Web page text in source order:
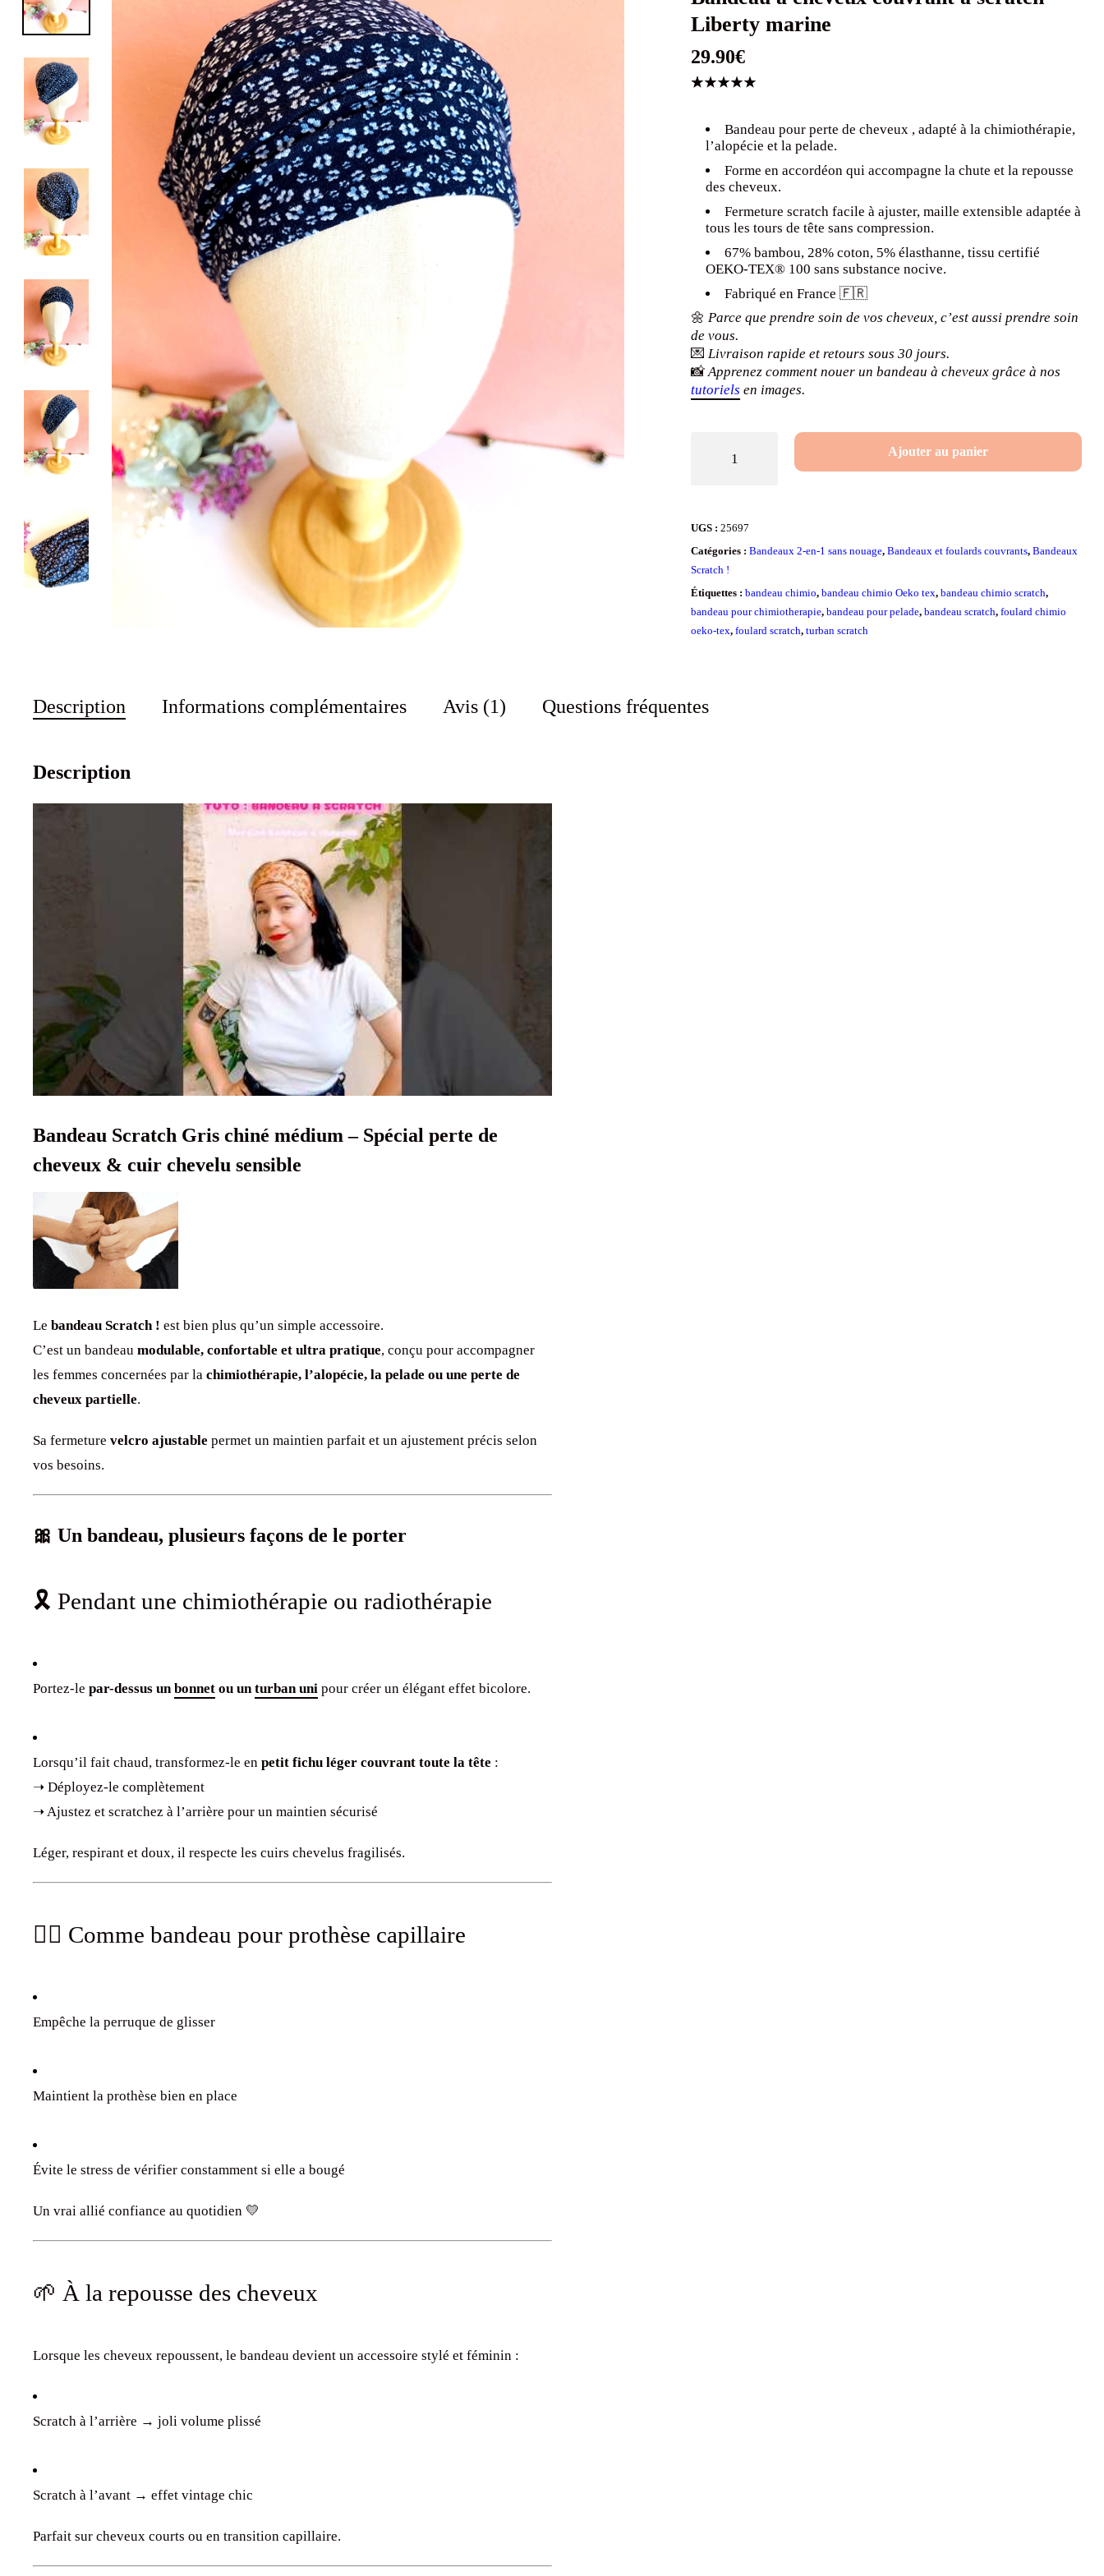
Liberty marine
29.90€
basé
sur
client
Bandeau pour perte de cheveux , adapté à la chimiothérapie,
l’alopécie et la pelade.
Forme en accordéon qui accompagne la chute et la repousse
des cheveux.
Fermeture scratch facile à ajuster, maille extensible adaptée à
tous les tours de tête sans compression.
67% bambou, 28% coton, 5% élasthanne, tissu certifié
OEKO-TEX® 100 sans substance nocive.
Fabriqué en France 🇫🇷
🌼 Parce que prendre soin de vos cheveux, c’est aussi prendre soin
de vous.
💌Livraison rapide et retours sous 30 jours.
📸Apprenez comment nouer un bandeau à cheveux grâce à nos
tutoriels en images.
couvrant
à
scratch
Liberty
Ajouter au panier
UGS :25697
Catégories :Bandeaux 2-en-1 sans nouage,Bandeaux et foulards couvrants,Bandeaux
Scratch !
Étiquettes :bandeau chimio,bandeau chimio Oeko tex,bandeau chimio scratch,
bandeau pour chimiotherapie,bandeau pour pelade,bandeau scratch,foulard chimio
oeko-tex,foulard scratch,turban scratch
Description Informations complémentaires Avis (1) Questions fréquentes
Description
Bandeau Scratch Gris chiné médium – Spécial perte de
cheveux & cuir chevelu sensible
Le bandeau Scratch ! est bien plus qu’un simple accessoire.
C’est un bandeau modulable, confortable et ultra pratique, conçu pour accompagner
les femmes concernées par la chimiothérapie, l’alopécie, la pelade ou une perte de
cheveux partielle.
Sa fermeture velcro ajustable permet un maintien parfait et un ajustement précis selon
vos besoins.
🎀 Un bandeau, plusieurs façons de le porter
🎗️ Pendant une chimiothérapie ou radiothérapie
Portez-le par-dessus un bonnet ou un turban uni pour créer un élégant effet bicolore.
Lorsqu’il fait chaud, transformez-le en petit fichu léger couvrant toute la tête :
➝ Déployez-le complètement
➝ Ajustez et scratchez à l’arrière pour un maintien sécurisé
Léger, respirant et doux, il respecte les cuirs chevelus fragilisés.
💇‍♀️ Comme bandeau pour prothèse capillaire
Empêche la perruque de glisser
Maintient la prothèse bien en place
Évite le stress de vérifier constamment si elle a bougé
Un vrai allié confiance au quotidien 💛
🌱 À la repousse des cheveux
Lorsque les cheveux repoussent, le bandeau devient un accessoire stylé et féminin :
Scratch à l’arrière → joli volume plissé
Scratch à l’avant → effet vintage chic
Parfait sur cheveux courts ou en transition capillaire.